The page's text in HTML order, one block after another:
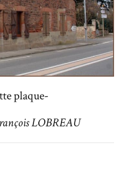
plaque-
LOBREAU